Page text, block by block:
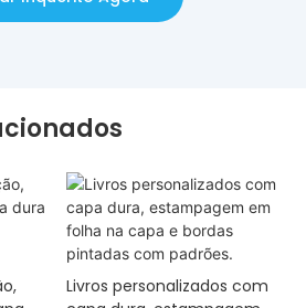
Livros personalizados com